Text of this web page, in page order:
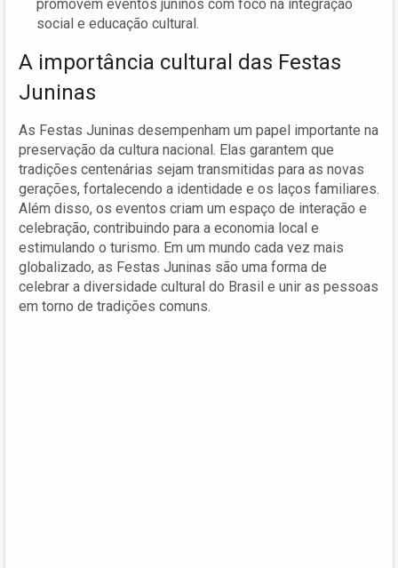
promovem eventos juninos com foco na integração
social e educação cultural.
A importância cultural das Festas
Juninas
As Festas Juninas desempenham um papel importante na
preservação da cultura nacional. Elas garantem que
tradições centenárias sejam transmitidas para as novas
gerações, fortalecendo a identidade e os laços familiares.
Além disso, os eventos criam um espaço de interação e
celebração, contribuindo para a economia local e
estimulando o turismo. Em um mundo cada vez mais
globalizado, as Festas Juninas são uma forma de
celebrar a diversidade cultural do Brasil e unir as pessoas
em torno de tradições comuns.